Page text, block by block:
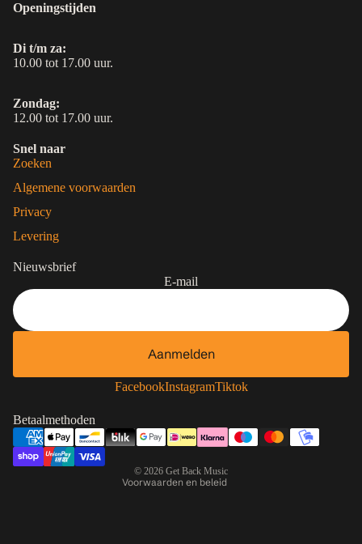
Openingstijden
Di t/m za:
10.00 tot 17.00 uur.
Zondag:
12.00 tot 17.00 uur.
Snel naar
Zoeken
Algemene voorwaarden
Privacy
Levering
Nieuwsbrief
E-mail
Aanmelden
FacebookInstagramTiktok
Betaalmethoden
© 2026 Get Back Music
Voorwaarden en beleid
Privacybeleid
Algemene voorwaarden
Verzendbeleid